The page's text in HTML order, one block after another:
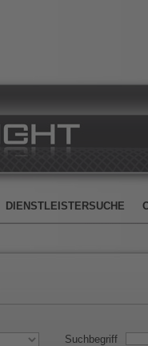
DIENSTLEISTERSUCHE
Suchbegriff